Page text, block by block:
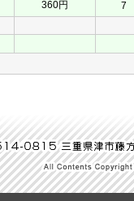
360円 7